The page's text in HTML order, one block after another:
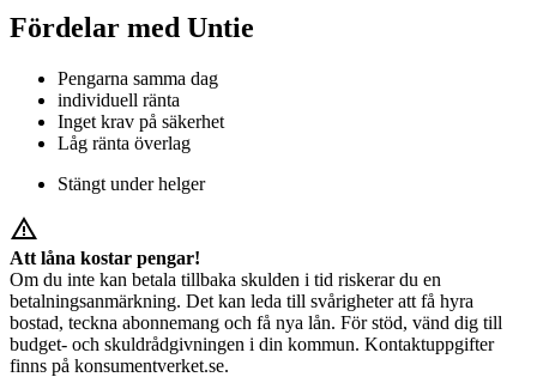
Fördelar med Untie
Pengarna samma dag
individuell ränta
Inget krav på säkerhet
Låg ränta överlag
Stängt under helger
warning_amber
Att låna kostar pengar!
Om du inte kan betala tillbaka skulden i tid riskerar du en
betalningsanmärkning. Det kan leda till svårigheter att få hyra
bostad, teckna abonnemang och få nya lån. För stöd, vänd dig till
budget- och skuldrådgivningen i din kommun. Kontaktuppgifter
finns på konsumentverket.se.